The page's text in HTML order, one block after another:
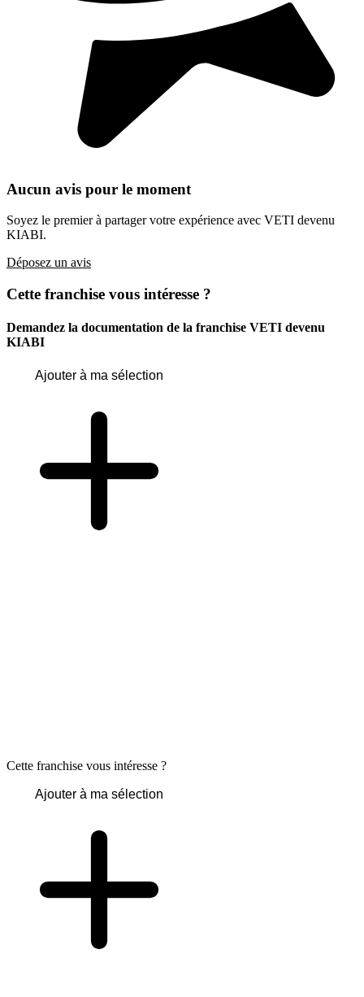
Aucun avis pour le moment
Soyez le premier à partager votre expérience avec VETI devenu
KIABI.
Déposez un avis
Cette franchise vous intéresse ?
Demandez la documentation de la franchise VETI devenu
KIABI
Ajouter à ma sélection
Cette franchise vous intéresse ?
Ajouter à ma sélection